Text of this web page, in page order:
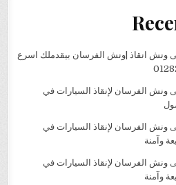
ونش انقاذ |ونش الفرسان بيقدملك اسرع
ونش الفرسان لإنقاذ السيارات في
ونش الفرسان لإنقاذ السيارات في
ونش الفرسان لإنقاذ السيارات في